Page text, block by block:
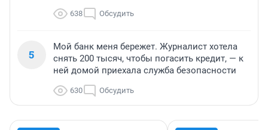
638 Обсудить
5
Мой банк меня бережет. Журналист хотела
снять 200 тысяч, чтобы погасить кредит, — к
ней домой приехала служба безопасности
630 Обсудить